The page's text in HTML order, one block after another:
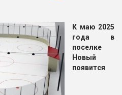
К маю 2025
года в
поселке
Новый
появится